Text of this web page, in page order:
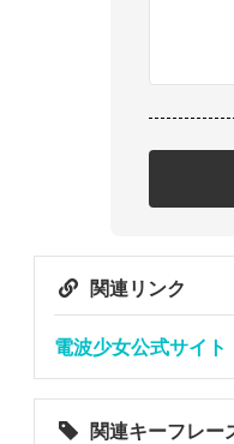
関連リンク
電波少女公式サイト
関連キーフレー